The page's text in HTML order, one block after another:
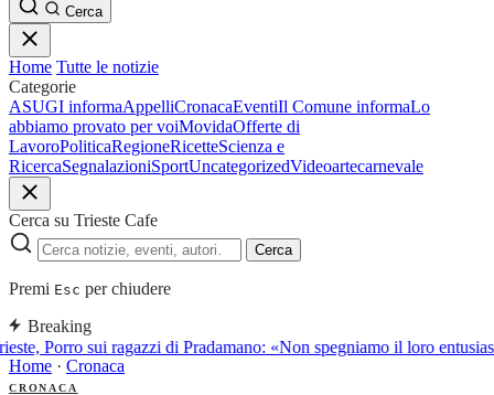
Cerca
Home Tutte le notizie
Categorie
ASUGI informaAppelliCronacaEventiIl Comune informaLo
abbiamo provato per voiMovidaOfferte di
LavoroPoliticaRegioneRicetteScienza e
RicercaSegnalazioniSportUncategorizedVideoartecarnevale
Cerca su Trieste Cafe
Cerca
Premi Esc per chiudere
Breaking
Porro sui ragazzi di Pradamano: «Non spegniamo il loro
Home · Cronaca
CRONACA